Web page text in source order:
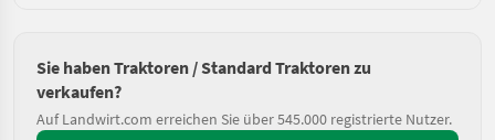
Sie haben Traktoren / Standard Traktoren zu
verkaufen?
Auf Landwirt.com erreichen Sie über 545.000 registrierte Nutzer.